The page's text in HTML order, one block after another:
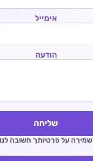
אימייל
הודעה
שליחה
שמירה על פרטיותך חשובה לנו